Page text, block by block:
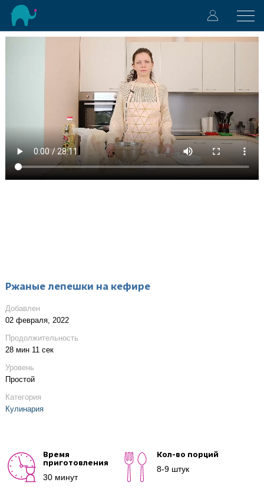
Ржаные лепешки на кефире
Добавлен
02 февраля, 2022
Продолжительность
28 мин 11 сек
Уровень
Простой
Категория
Кулинария
Время
приготовления
30 минут
Кол-во порций
8-9 штук